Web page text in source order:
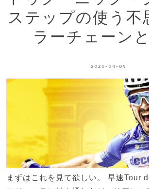
ステップの使う不
ラーチェーン
2020-09-05
まずはこれを見て欲しい。 早速Tour